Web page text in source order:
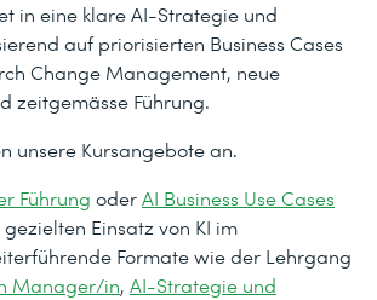
in eine klare AI-Strategie und
auf priorisierten Business Cases
Change Management, neue
zeitgemässe Führung.
unsere Kursangebote an.
Führung oderAI Business Use Cases
Einsatz von KI im
Formate wie der Lehrgang
Manager/in, AI-Strategie und